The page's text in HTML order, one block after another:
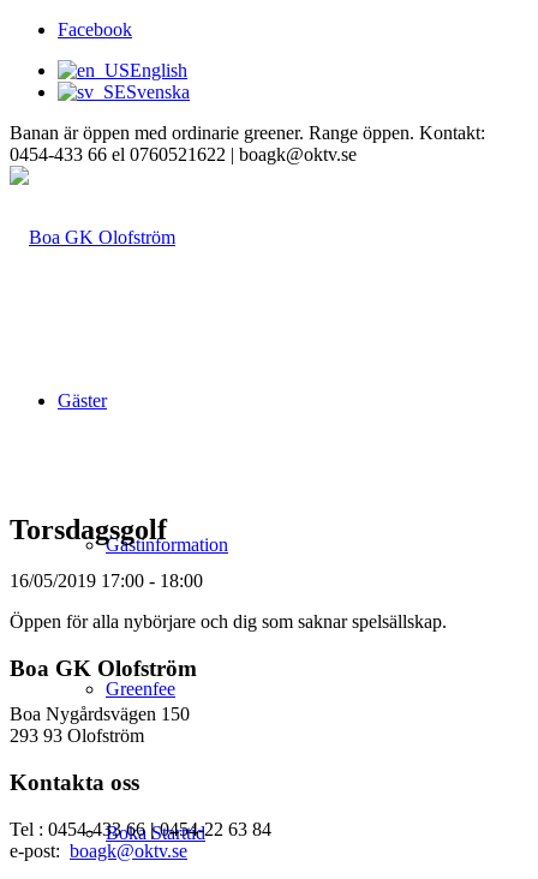
Facebook
English
Svenska
Banan är öppen med ordinarie greener. Range öppen. Kontakt:
0454-433 66 el 0760521622 | boagk@oktv.se
Gäster
Gästinformation
Greenfee
Boka Starttid
Torsdagsgolf
16/05/2019 17:00 - 18:00
Öppen för alla nybörjare och dig som saknar spelsällskap.
Boa GK Olofström
Boa Nygårdsvägen 150
293 93 Olofström
Kontakta oss
Tel : 0454-433 66 |0454-22 63 84
e-post: boagk@oktv.se